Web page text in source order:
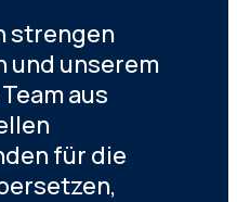
strengen
und unserem
aus
für die